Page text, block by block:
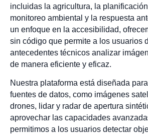
incluidas la agricultura, la
monitoreo ambiental y la respuesta
un enfoque en la accesibilidad,
sin código que permite a los usuarios
antecedentes técnicos analizar
de manera eficiente y eficaz.
Nuestra plataforma está diseñada
fuentes de datos, como imágenes
drones, lidar y radar de apertura
aprovechar las capacidades
permitimos a los usuarios detectar